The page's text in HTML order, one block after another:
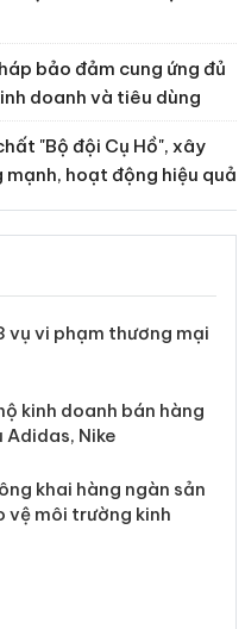
bảo đảm cung ứng đủ
doanh và tiêu dùng
"Bộ đội Cụ Hồ", xây
mạnh, hoạt động hiệu quả
vụ vi phạm thương
7
6 hộ kinh doanh bán
hiệu Adidas, Nike